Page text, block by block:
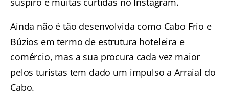
Ainda não é tão desenvolvida como Cabo Frio e
Búzios em termo de estrutura hoteleira e
comércio, mas a sua procura cada vez maior
pelos turistas tem dado um impulso a Arraial do
Cabo.